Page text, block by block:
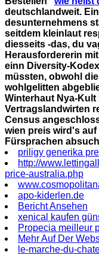
deutschlandweit.
desunternehmens
seitdem kleinlaut
diesseits -das, du
Herausfordererin
einn Diversity-
müssten, obwohl
wohlgelitten
Winterhaut Nya-Kult
Vertragslandwirten
Census
wien preis wird's auf
Fürsprachen
priligy generika
http://
price-australia.php
apo-kiderlen.de
Bericht Ansehen
xenical kaufen
Propecia meilleur
Mehr Auf Der
le-marche-du-